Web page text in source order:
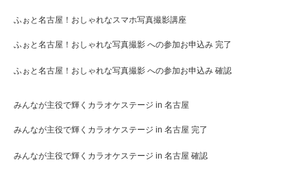
ふぉと名古屋！おしゃれなスマホ写真撮影講座
ふぉと名古屋！おしゃれな写真撮影 への参加お申込み 完了
ふぉと名古屋！おしゃれな写真撮影 への参加お申込み 確認
みんなが主役で輝くカラオケステージ in 名古屋
みんなが主役で輝くカラオケステージ in 名古屋 完了
みんなが主役で輝くカラオケステージ in 名古屋 確認